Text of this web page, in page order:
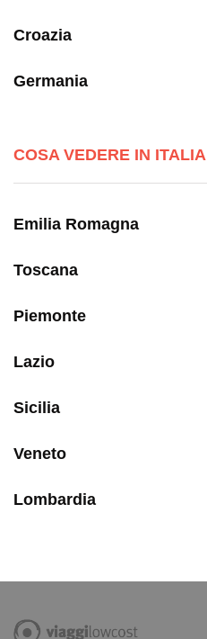
Croazia
Germania
COSA VEDERE IN ITALIA
Emilia Romagna
Toscana
Piemonte
Lazio
Sicilia
Veneto
Lombardia